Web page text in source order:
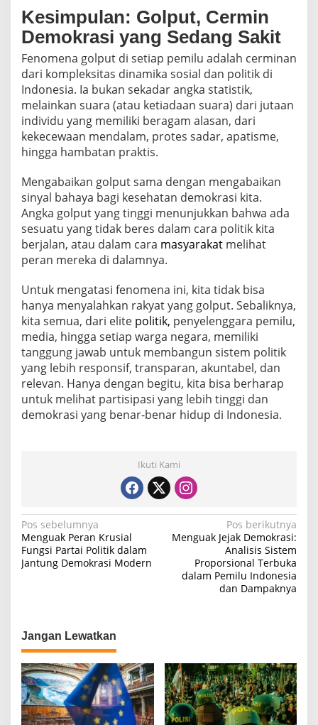
Kesimpulan: Golput, Cermin
Demokrasi yang Sedang Sakit
Fenomena golput di setiap pemilu adalah cerminan
dari kompleksitas dinamika sosial dan politik di
Indonesia. Ia bukan sekadar angka statistik,
melainkan suara (atau ketiadaan suara) dari jutaan
individu yang memiliki beragam alasan, dari
kekecewaan mendalam, protes sadar, apatisme,
hingga hambatan praktis.
Mengabaikan golput sama dengan mengabaikan
sinyal bahaya bagi kesehatan demokrasi kita.
Angka golput yang tinggi menunjukkan bahwa ada
sesuatu yang tidak beres dalam cara politik kita
berjalan, atau dalam cara masyarakat melihat
peran mereka di dalamnya.
Untuk mengatasi fenomena ini, kita tidak bisa
hanya menyalahkan rakyat yang golput. Sebaliknya,
kita semua, dari elite politik, penyelenggara pemilu,
media, hingga setiap warga negara, memiliki
tanggung jawab untuk membangun sistem politik
yang lebih responsif, transparan, akuntabel, dan
relevan. Hanya dengan begitu, kita bisa berharap
untuk melihat partisipasi yang lebih tinggi dan
demokrasi yang benar-benar hidup di Indonesia.
Ikuti Kami
N
a
v
a
s
i
p
o
Pos sebelumnya
Menguak Peran Krusial
Fungsi Partai Politik dalam
Jantung Demokrasi Modern
Pos berikutnya
Menguak Jejak Demokrasi:
Analisis Sistem
Proporsional Terbuka
dalam Pemilu Indonesia
dan Dampaknya
Jangan Lewatkan